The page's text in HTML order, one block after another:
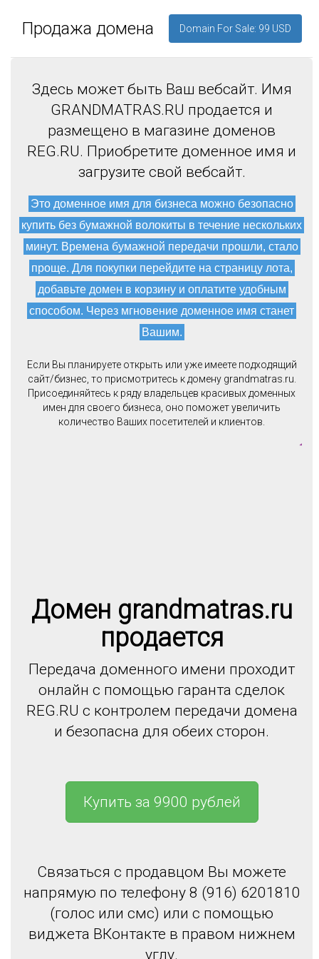
Domain For Sale: 99 USD
Продажа домена
Здесь может быть Ваш вебсайт. Имя
GRANDMATRAS.RU продается и
размещено в магазине доменов
REG.RU. Приобретите доменное имя и
загрузите свой вебсайт.
Это доменное имя для бизнеса можно безопасно
купить без бумажной волокиты в течение нескольких
минут. Времена бумажной передачи прошли, стало
проще. Для покупки перейдите на страницу лота,
добавьте домен в корзину и оплатите удобным
способом. Через мгновение доменное имя станет
Вашим.
Если Вы планируете открыть или уже имеете подходящий
сайт/бизнес, то присмотритесь к домену grandmatras.ru.
Присоединяйтесь к ряду владельцев красивых доменных
имен для своего бизнеса, оно поможет увеличить
количество Ваших посетителей и клиентов.
Домен grandmatras.ru
продается
Передача доменного имени проходит
онлайн с помощью гаранта сделок
REG.RU с контролем передачи домена
и безопасна для обеих сторон.
Купить за 9900 рублей
Связаться с продавцом Вы можете
напрямую по телефону 8 (916) 6201810
(голос или смс) или с помощью
виджета ВКонтакте в правом нижнем
углу.